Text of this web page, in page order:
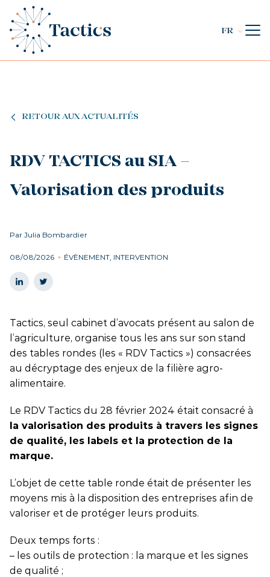
FR
RETOUR AUX ACTUALITÉS
RDV TACTICS au SIA –
Valorisation des produits
Par Julia Bombardier
08/08/2026 ÉVÈNEMENT, INTERVENTION
Tactics, seul cabinet d’avocats présent au salon de
l’agriculture, organise tous les ans sur son stand
des tables rondes (les « RDV Tactics ») consacrées
au décryptage des enjeux de la filière agro-
alimentaire.
Le RDV Tactics du 28 février 2024 était consacré à
la valorisation des produits à travers les signes
de qualité, les labels et la protection de la
marque.
L’objet de cette table ronde était de présenter les
moyens mis à la disposition des entreprises afin de
valoriser et de protéger leurs produits.
Deux temps forts :
– les outils de protection : la marque et les signes
de qualité ;